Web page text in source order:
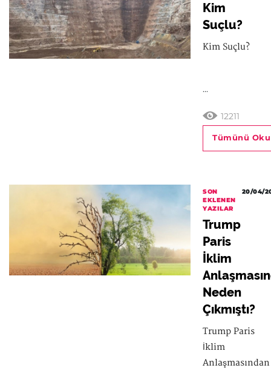
Kim
Suçlu?
Kim Suçlu?
...
12211
Tümünü Oku
SON
EKLENEN
YAZILAR
20/04/
Trump
Paris
İklim
Neden
Çıkmıştı?
Trump Paris
İklim
Anlaşmasından